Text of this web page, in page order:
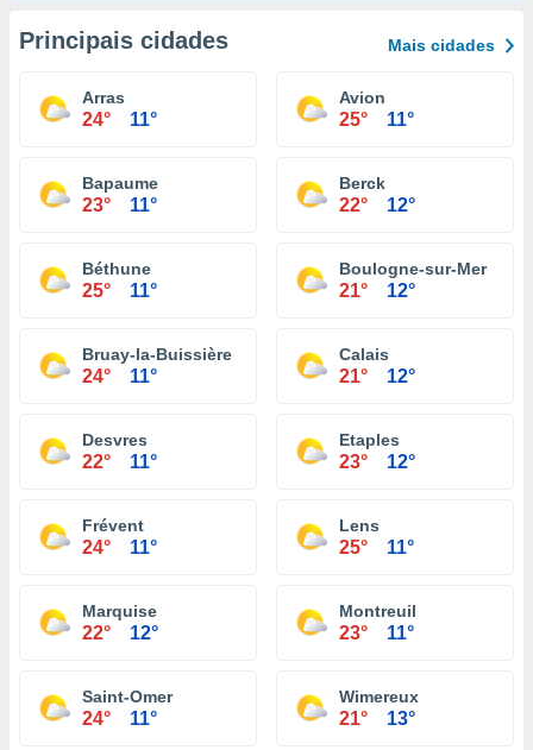
Principais cidades Mais cidades
Arras
24° 11°
Avion
25° 11°
Bapaume
23° 11°
Berck
22° 12°
Béthune
25° 11°
Boulogne-sur-Mer
21° 12°
Bruay-la-Buissière
24° 11°
Calais
21° 12°
Desvres
22° 11°
Etaples
23° 12°
Frévent
24° 11°
Lens
25° 11°
Marquise
22° 12°
Montreuil
23° 11°
Saint-Omer
24° 11°
Wimereux
21° 13°